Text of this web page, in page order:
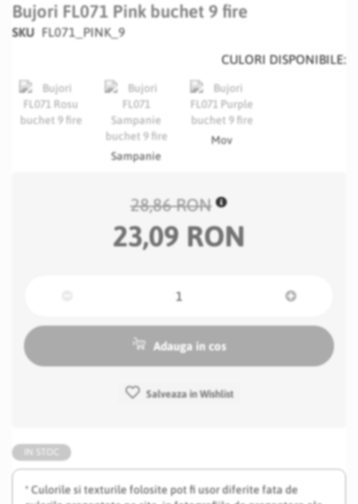
beginning
of
gallery
Bujori FL071 Pink buchet 9 fire
SKU FL071_PINK_9
* Culorile si texturile folosite pot fi usor diferite fata de
CULORI DISPONIBILE:
Sampanie
Mov
28,86 RON
23,09 RON
Adauga in cos
Salveaza in Wishlist